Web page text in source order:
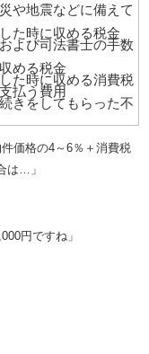
や地震などに備えて
た時に収める税金
よび司法書士の手数
める税金
た時に収める消費税
払う費用
きをしてもらった不
価格の4～6％＋消費税
は…」
円ですね」